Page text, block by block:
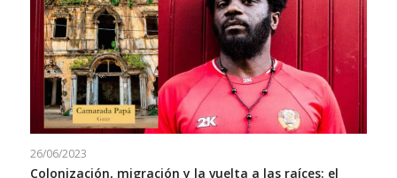
26/06/2023
Colonización, migración y la vuelta a las raíces: el